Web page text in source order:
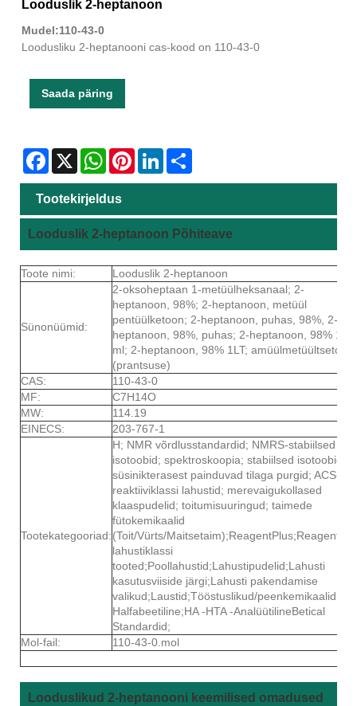
Looduslik 2-heptanoon
Mudel:110-43-0
Loodusliku 2-heptanooni cas-kood on 110-43-0
Saada päring
Facebook
X WhatsAppPinterestLinkedIn
Tootekirjeldus
Looduslik 2-heptanoon Põhiteave
Toote nimi: Looduslik 2-heptanoon
Sünonüümid:
2-oksoheptaan 1-metüülheksanaal; 2-
heptanoon, 98%; 2-heptanoon, metüül
pentüülketoon; 2-heptanoon, puhas, 98%, 2-
heptanoon, 98%, puhas; 2-heptanoon, 98% 100
ml; 2-heptanoon, 98% 1LT; amüülmetüültsetoon
(prantsuse)
CAS:
110-43-0
MF:
C7H14O
MW:
114.19
EINECS:
203-767-1
Tootekategooriad:
H; NMR võrdlusstandardid; NMRS-stabiilsed
isotoobid; spektroskoopia; stabiilsed isotoobid;
süsinikterasest painduvad tilaga purgid; ACS-i ja
reaktiiviklassi lahustid; merevaigukollased
klaaspudelid; toitumisuuringud; taimede
fütokemikaalid
(Toit/Vürts/
lahustiklassi
tooted;Poollahustid;Lahustipudelid;Lahusti
kasutusviiside järgi;Lahusti pakendamise
valikud;Laustid;Tööstuslikud/peenkemikaalid;G-
Halfabeetiline;HA -HTA -AnalüütilineBetical
Standardid;
Mol-fail:
110-43-0.mol
Looduslikud 2-heptanooni keemilised omadused